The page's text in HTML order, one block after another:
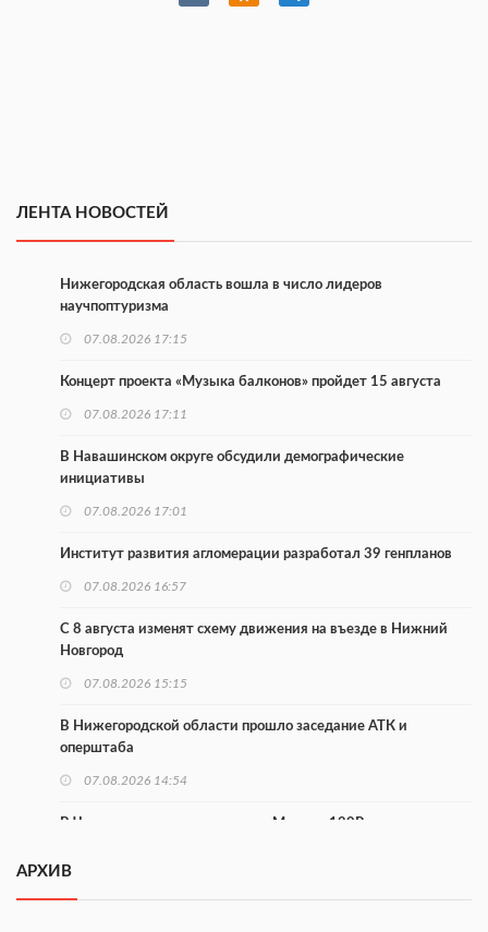
ЛЕНТА НОВОСТЕЙ
Нижегородская область вошла в число лидеров
научпоптуризма
07.08.2026 17:15
Концерт проекта «Музыка балконов» пройдет 15 августа
07.08.2026 17:11
В Навашинском округе обсудили демографические
инициативы
07.08.2026 17:01
Институт развития агломерации разработал 39 генпланов
07.08.2026 16:57
С 8 августа изменят схему движения на въезде в Нижний
Новгород
07.08.2026 15:15
В Нижегородской области прошло заседание АТК и
оперштаба
07.08.2026 14:54
В Чкаловске спустили на воду «Метеор-120Р»
В Нижегородской области выбрали лучшего лесного
АРХИВ